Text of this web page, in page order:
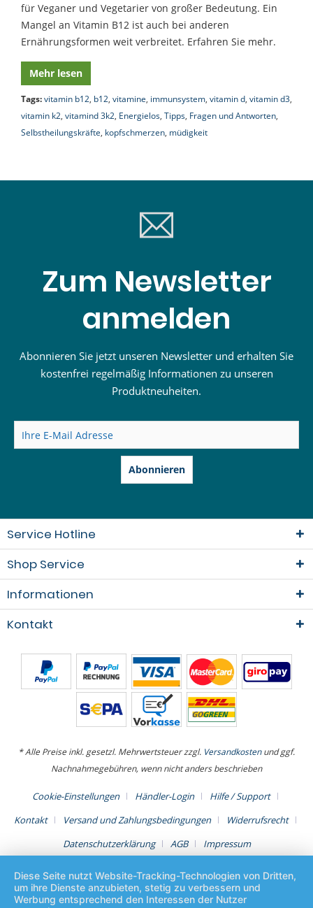
für Veganer und Vegetarier von großer Bedeutung. Ein
Mangel an Vitamin B12 ist auch bei anderen
Ernährungsformen weit verbreitet. Erfahren Sie mehr.
Mehr lesen
Tags:vitamin b12, b12, vitamine, immunsystem, vitamin d, vitamin d3,
vitamin k2, vitamind 3k2, Energielos, Tipps, Fragen und Antworten,
Selbstheilungskräfte, kopfschmerzen, müdigkeit
Zum Newsletter
anmelden
Abonnieren Sie jetzt unseren Newsletter und erhalten Sie
kostenfrei regelmäßig Informationen zu unseren
Produktneuheiten.
Abonnieren
Service Hotline
Shop Service
Informationen
Kontakt
* Alle Preise inkl. gesetzl. Mehrwertsteuer zzgl. Versandkostenund ggf.
Nachnahmegebühren, wenn nicht anders beschrieben
Cookie-Einstellungen Händler-Login
Hilfe / Support
Kontakt
Versand und Zahlungsbedingungen
Widerrufsrecht
Datenschutzerklärung
AGB Impressum
Diese Seite nutzt Website-Tracking-Technologien von Dritten,
um ihre Dienste anzubieten, stetig zu verbessern und
Werbung entsprechend den Interessen der Nutzer